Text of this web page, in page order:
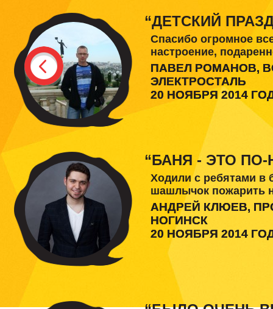
“ДЕТСКИЙ
Спасибо огромное
настроение,
ПАВЕЛ РОМАНОВ,
ЭЛЕКТРОСТАЛЬ
20 НОЯБРЯ 2014
“БАНЯ - ЭТО
Ходили с ребятами в
шашлычок пожарить
АНДРЕЙ КЛЮЕВ,
НОГИНСК
20 НОЯБРЯ 2014